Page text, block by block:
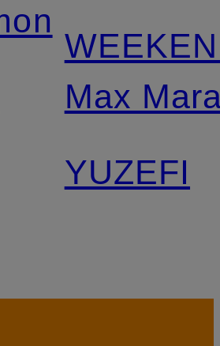
Max
YUZEFI